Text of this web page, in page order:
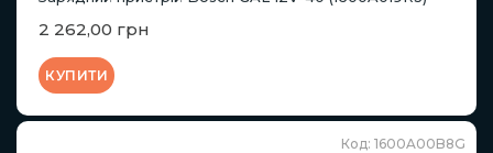
2 262,00 грн
КУПИТИ
Код: 1600A00B8G